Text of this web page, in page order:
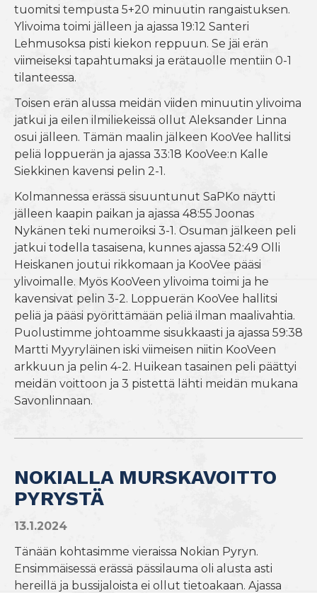
tuomitsi tempusta 5+20 minuutin rangaistuksen.
Ylivoima toimi jälleen ja ajassa 19:12 Santeri
Lehmusoksa pisti kiekon reppuun. Se jäi erän
viimeiseksi tapahtumaksi ja erätauolle mentiin 0-1
tilanteessa.
Toisen erän alussa meidän viiden minuutin ylivoima
jatkui ja eilen ilmiliekeissä ollut Aleksander Linna
osui jälleen. Tämän maalin jälkeen KooVee hallitsi
peliä loppuerän ja ajassa 33:18 KooVee:n Kalle
Siekkinen kavensi pelin 2-1.
Kolmannessa erässä sisuuntunut SaPKo näytti
jälleen kaapin paikan ja ajassa 48:55 Joonas
Nykänen teki numeroiksi 3-1. Osuman jälkeen peli
jatkui todella tasaisena, kunnes ajassa 52:49 Olli
Heiskanen joutui rikkomaan ja KooVee pääsi
ylivoimalle. Myös KooVeen ylivoima toimi ja he
kavensivat pelin 3-2. Loppuerän KooVee hallitsi
peliä ja pääsi pyörittämään peliä ilman maalivahtia.
Puolustimme johtoamme sisukkaasti ja ajassa 59:38
Martti Myyryläinen iski viimeisen niitin KooVeen
arkkuun ja pelin 4-2. Huikean tasainen peli päättyi
meidän voittoon ja 3 pistettä lähti meidän mukana
Savonlinnaan.
NOKIALLA MURSKAVOITTO
PYRYSTÄ
13.1.2024
Tänään kohtasimme vieraissa Nokian Pyryn.
Ensimmäisessä erässä pässilauma oli alusta asti
hereillä ja bussijaloista ei ollut tietoakaan. Ajassa